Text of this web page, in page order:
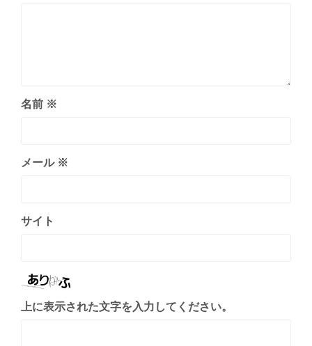
名前 ※
メール ※
サイト
上に表示された文字を入力してください。